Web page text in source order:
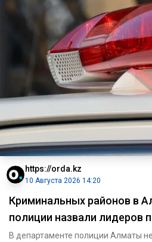
https://orda.kz
10 Августа 2026 14:20
Криминальных районов в
полиции назвали лидеров
В департаменте полиции Алматы